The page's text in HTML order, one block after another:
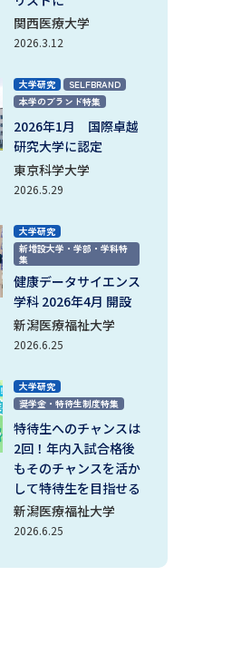
夢ナビライブ
ルお支払いサイト
タログ 訂正のご案内
関西医療大学
2026.3.12
大学研究
SELFBRAND
本学のブランド特集
2026年1月 国際卓越
研究大学に認定
東京科学大学
2026.5.29
大学研究
新増設大学・学部・学科特
集
健康データサイエンス
学科 2026年4月 開設
新潟医療福祉大学
2026.6.25
大学研究
奨学金・特待生制度特集
特待生へのチャンスは
2回！年内入試合格後
もそのチャンスを活か
して特待生を目指せる
新潟医療福祉大学
2026.6.25